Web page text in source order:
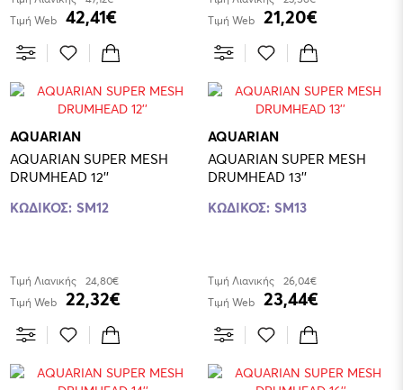
Τιμή Web
42,41€
Τιμή Web
21,20€
AQUARIAN
AQUARIAN SUPER MESH
DRUMHEAD 12''
ΚΩΔΙΚΟΣ: SM12
Τιμή Λιανικής
24,80€
Τιμή Web
22,32€
AQUARIAN
AQUARIAN SUPER MESH
DRUMHEAD 13''
ΚΩΔΙΚΟΣ: SM13
Τιμή Λιανικής
26,04€
Τιμή Web
23,44€